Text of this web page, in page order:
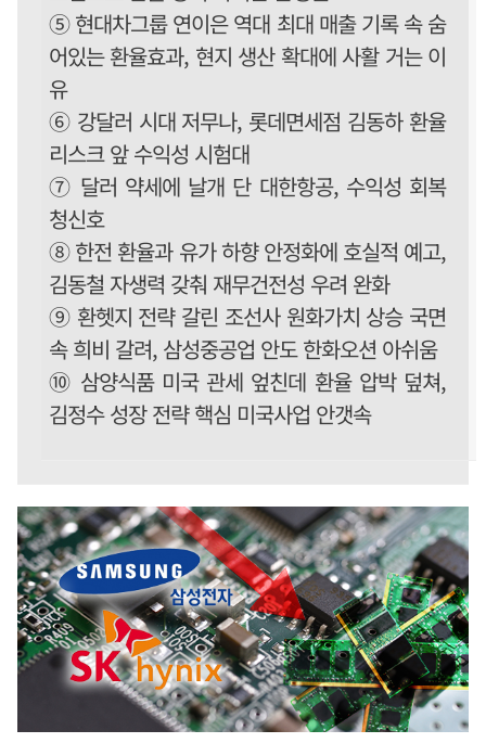
⑤ 현대차그룹 연이은 역대 최대 매출 기록 속 숨
어있는 환율효과, 현지 생산 확대에 사활 거는 이
유
⑥ 강달러 시대 저무나, 롯데면세점 김동하 환율
리스크 앞 수익성 시험대
⑦ 달러 약세에 날개 단 대한항공, 수익성 회복
청신호
⑧ 한전 환율과 유가 하향 안정화에 호실적 예고,
김동철 자생력 갖춰 재무건전성 우려 완화
⑨ 환헷지 전략 갈린 조선사 원화가치 상승 국면
속 희비 갈려, 삼성중공업 안도 한화오션 아쉬움
⑩ 삼양식품 미국 관세 엎친데 환율 압박 덮쳐,
김정수 성장 전략 핵심 미국사업 안갯속